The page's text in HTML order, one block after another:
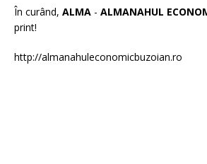
În curând, ALMA - ALMANAHUL
print!
http://almanahuleconomicbuzoian.ro